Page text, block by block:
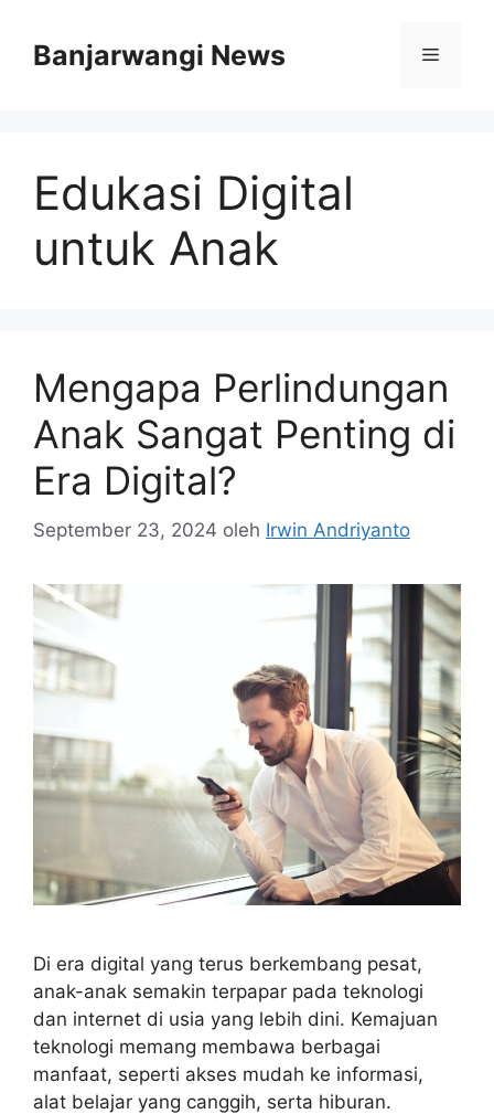
Banjarwangi News Menu
Edukasi Digital
untuk Anak
Mengapa Perlindungan
Anak Sangat Penting di
Era Digital?
September 23, 2024 oleh Irwin Andriyanto
Di era digital yang terus berkembang pesat,
anak-anak semakin terpapar pada teknologi
dan internet di usia yang lebih dini. Kemajuan
teknologi memang membawa berbagai
manfaat, seperti akses mudah ke informasi,
alat belajar yang canggih, serta hiburan.